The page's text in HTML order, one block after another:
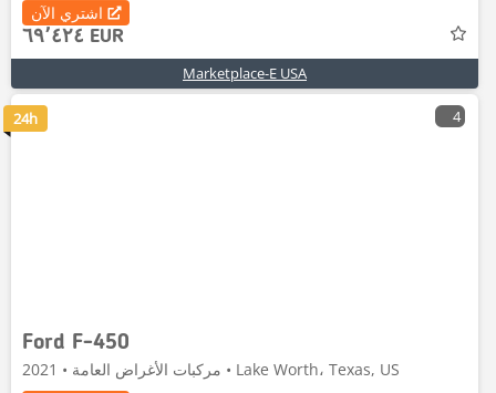
اشتري الآن
٦٩٬٤٢٤ EUR
Marketplace-E USA
4
Ford F-450
مركبات الأغراض العامة • 2021 • Lake Worth، Texas, US
24h